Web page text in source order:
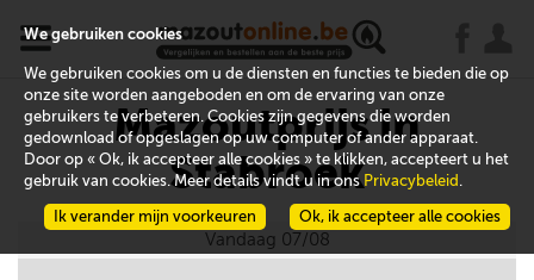
x
Mazoutprijs in
Stabroek
Vandaag 07/08
We gebruiken cookies
We gebruiken cookies om u de diensten en functies te bieden die op
onze site worden aangeboden en om de ervaring van onze
gebruikers te verbeteren. Cookies zijn gegevens die worden
gedownload of opgeslagen op uw computer of ander apparaat.
Door op « Ok, ik accepteer alle cookies » te klikken, accepteert u het
gebruik van cookies. Meer details vindt u in onsPrivacybeleid .
Ok, ik accepteer alle cookies
Ik verander mijn voorkeuren